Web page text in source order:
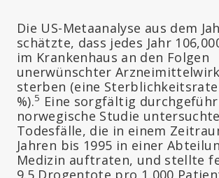
Die US-Metaanalyse aus dem
schätzte, dass jedes Jahr
im Krankenhaus an den Folgen
unerwünschter
sterben (eine Sterblichkeitsrate
%).5 Eine sorgfältig
norwegische Studie
Todesfälle, die in einem
Jahren bis 1995 in einer
Medizin auftraten, und stellte
9.5 Drogentote pro 1,000